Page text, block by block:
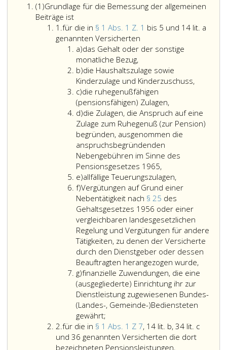
(1)Absatz
eins
Grundlage für die Bemessung der allgemeinen
Beiträge ist
1.Ziffer
eins
für die in § 1 Abs. 1 Z. 1 bis 5 und 14 lit. a
genannten Versicherten
die
Paragraph
eins,
Absatz
eins,
Ziffer
eins
bis
5
und
14
Litera
a,
genannten
Versicherten
a)Litera
a
das Gehalt oder der sonstige
monatliche Bezug,
b)Litera
b
die Haushaltszulage sowie
Kinderzulage und Kinderzuschuss,
c)Litera
c
die ruhegenußfähigen
(pensionsfähigen) Zulagen,
d)Litera
d
die Zulagen, die Anspruch auf eine
Zulage zum Ruhegenuß (zur Pension)
begründen, ausgenommen die
anspruchsbegründenden
Nebengebühren im Sinne des
Pensionsgesetzes 1965,
e)Litera
e
allfällige Teuerungszulagen,
f)Litera
f
Vergütungen auf Grund einer
Nebentätigkeit nach § 25 des
Gehaltsgesetzes 1956 oder einer
vergleichbaren landesgesetzlichen
Regelung und Vergütungen für andere
Tätigkeiten, zu denen der Versicherte
durch den Dienstgeber oder dessen
Beauftragten herangezogen wurde,
auf
einer
g)Litera
g
finanzielle Zuwendungen, die eine
(ausgegliederte) Einrichtung ihr zur
Dienstleistung zugewiesenen Bundes-
(Landes-, Gemeinde-)Bediensteten
gewährt;
2.Ziffer
2
für die in § 1 Abs. 1 Z 7, 14 lit. b, 34 lit. c
und 36 genannten Versicherten die dort
bezeichneten Pensionsleistungen,